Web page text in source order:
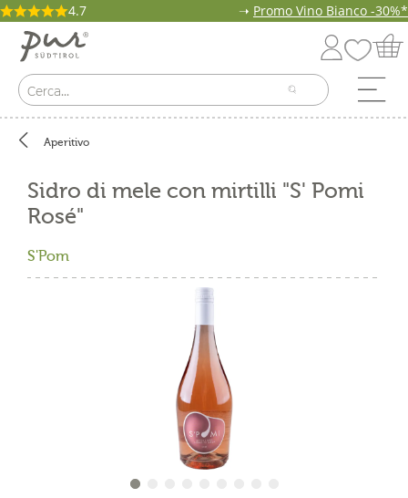
4.7 ➝ Promo Vino Bianco -30%*
Aperitivo
Sidro di mele con mirtilli "S' Pomi
Rosé"
S'Pom